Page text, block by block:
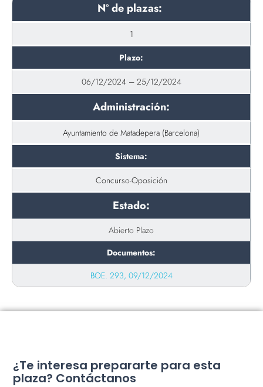
Nº de plazas:
1
Plazo:
06/12/2024 – 25/12/2024
Administración:
Ayuntamiento de Matadepera (Barcelona)
Sistema:
Concurso-Oposición
Estado:
Abierto Plazo
Documentos:
BOE. 293, 09/12/2024
¿Te interesa prepararte para esta
plaza? Contáctanos